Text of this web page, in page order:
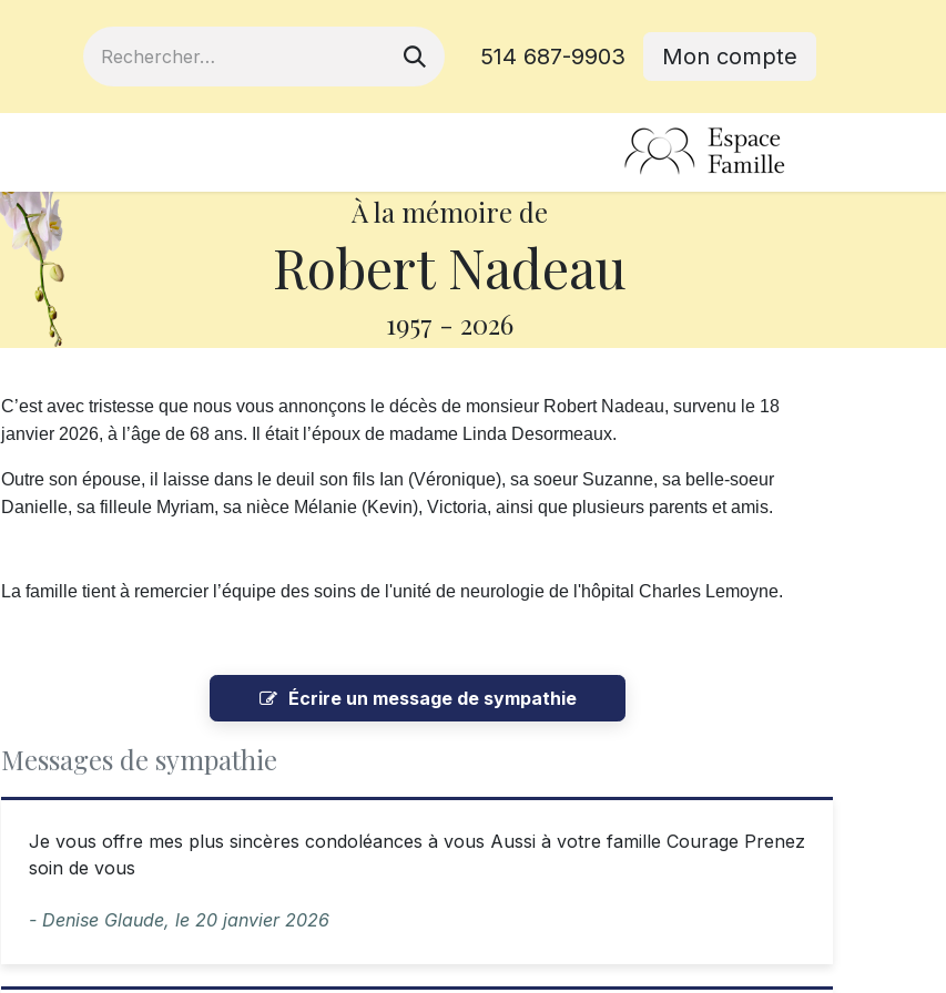
514 687-9903 Mon compte
À la mémoire de
Robert Nadeau
1957 - 2026
C’est avec tristesse que nous vous annonçons le décès de monsieur Robert Nadeau, survenu le 18
janvier 2026, à l’âge de 68 ans. Il était l’époux de madame Linda Desormeaux.
Outre son épouse, il laisse dans le deuil son fils Ian (Véronique), sa soeur Suzanne, sa belle-soeur
Danielle, sa filleule Myriam, sa nièce Mélanie (Kevin), Victoria, ainsi que plusieurs parents et amis.
La famille tient à remercier l’équipe des soins de l'unité de neurologie de l'hôpital Charles Lemoyne.
Écrire un message de sympathie
Messages de sympathie
Je vous offre mes plus sincères condoléances à vous Aussi à votre famille Courage Prenez
soin de vous
- Denise Glaude, le 20 janvier 2026